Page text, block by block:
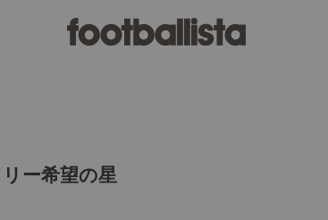
ー希望の星